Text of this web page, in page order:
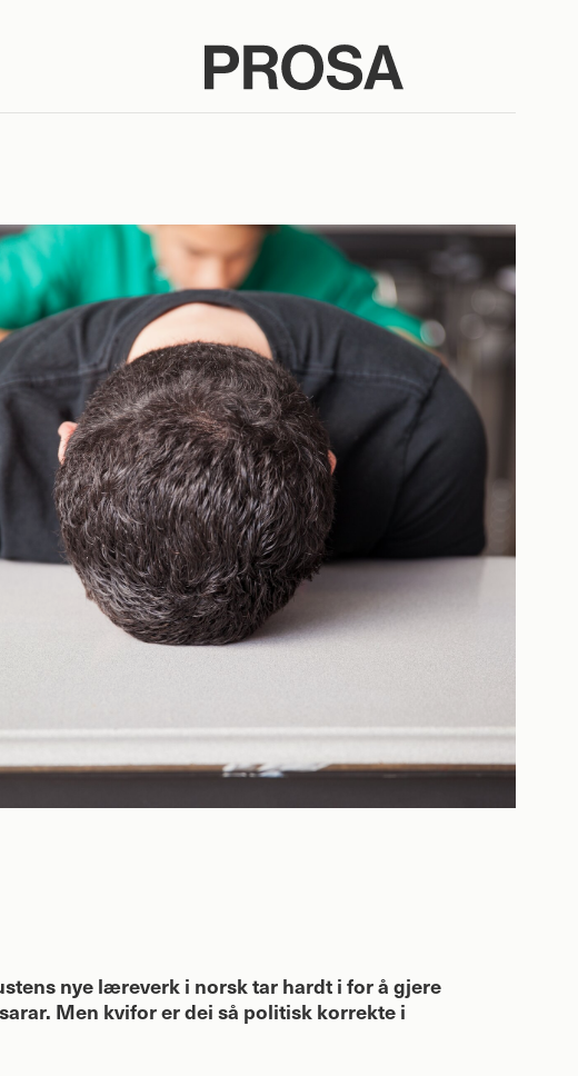
nye læreverk i norsk tar hardt i for å gjere
Men kvifor er dei så politisk korrekte i